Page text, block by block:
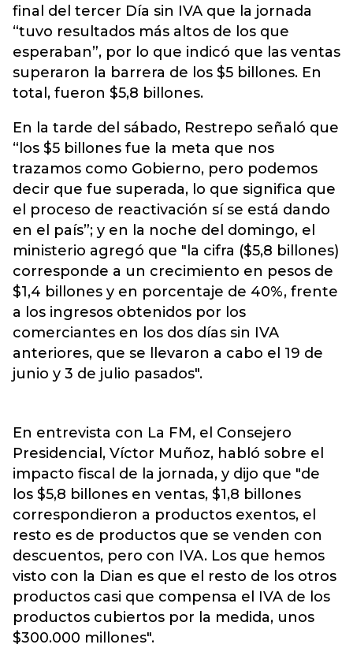
final del tercer Día sin IVA que la jornada
“tuvo resultados más altos de los que
esperaban”, por lo que indicó que las ventas
superaron la barrera de los $5 billones. En
total, fueron $5,8 billones.
En la tarde del sábado, Restrepo señaló que
“los $5 billones fue la meta que nos
trazamos como Gobierno, pero podemos
decir que fue superada, lo que significa que
el proceso de reactivación sí se está dando
en el país”; y en la noche del domingo, el
ministerio agregó que "la cifra ($5,8 billones)
corresponde a un crecimiento en pesos de
$1,4 billones y en porcentaje de 40%, frente
a los ingresos obtenidos por los
comerciantes en los dos días sin IVA
anteriores, que se llevaron a cabo el 19 de
junio y 3 de julio pasados".
En entrevista con La FM, el Consejero
Presidencial, Víctor Muñoz, habló sobre el
impacto fiscal de la jornada, y dijo que "de
los $5,8 billones en ventas, $1,8 billones
correspondieron a productos exentos, el
resto es de productos que se venden con
descuentos, pero con IVA. Los que hemos
visto con la Dian es que el resto de los otros
productos casi que compensa el IVA de los
productos cubiertos por la medida, unos
$300.000 millones".